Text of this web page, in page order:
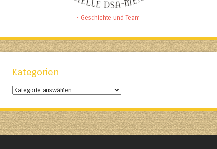
• Geschichte und Team
Kategorien
Kategorien